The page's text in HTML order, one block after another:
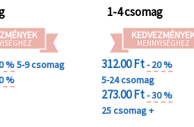
%5-9 csomag
%
1-4 csomag
MENNYISÉGHEZ
312.00 Ft- 20 %
5-24 csomag
273.00 Ft- 30 %
25 csomag +